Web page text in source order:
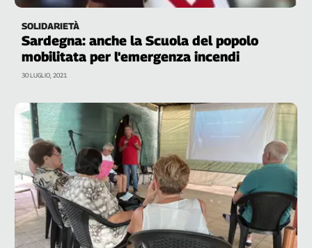
SOLIDARIETÀ
Sardegna: anche la Scuola del popolo
mobilitata per l'emergenza incendi
30 LUGLIO, 2021